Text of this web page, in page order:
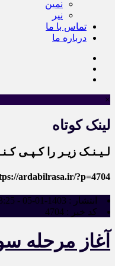
نمین
نیر
تماس با ما
درباره ما
×
لینک کوتاه
لـیـنـک زیـر را کـپـی
ardabilrasa.ir/?p=4704
انتشار : 1403-01-05 - 13:25
کد خبر : 4704
آغاز مرحله